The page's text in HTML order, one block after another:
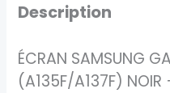
Description
ÉCRAN SAMSUNG
(A135F/A137F) NOIR